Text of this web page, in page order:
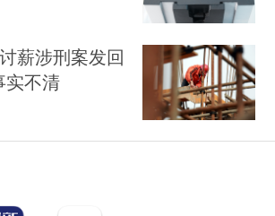
薪涉刑案发回
实不清